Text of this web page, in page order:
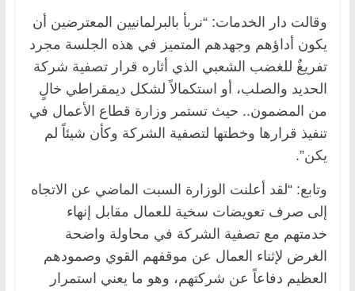
وقالت دار الخدمات: “نربأ بالبرلمانيين المعترضين أن
يكون أداؤهم وجهدهم المتميز في هذه الجلسة مجرد
تفريغٌ للغضب الشعبي الذي أثاره قرار تصفية شركة
الحديد والصلب، أو استكمالاً لشكل ديمقراطي خالٍ
من المضمون.. حيث تستمر وزارة قطاع الأعمال في
تنفيذ قرارها وخطتها لتصفية الشركة وكأن شيئاً لم
يكن”.
وتابع: “لقد أعلنت الوزارة السبت الماضي عن الاتجاه
إلى صرف تعويضات سخية للعمال مقابل إنهاء
خدمتهم مع تصفية الشركة في محاولة واضحة
الغرض لإثناء العمال عن موقفهم القوي وصمودهم
العظيم دفاعاً عن شركتهم، وهو ما يعني استمرار